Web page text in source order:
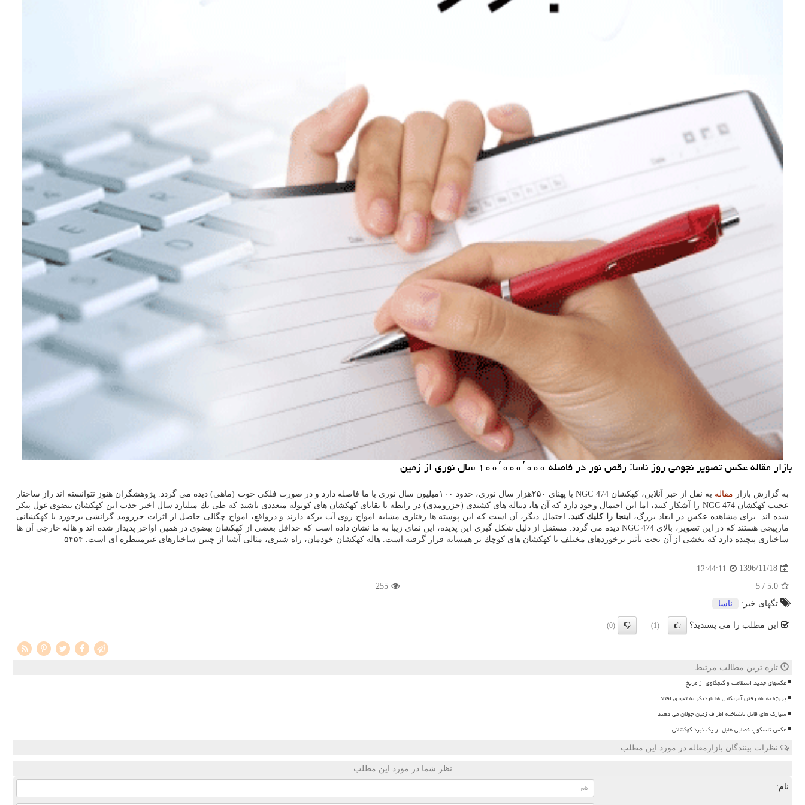
بازار مقاله عكس تصویر نجومی روز ناسا: رقص نور در فاصله ۱۰۰٬۰۰۰٬۰۰۰ سال نوری از زمین
به گزارش بازار مقاله
به نقل از خبر آنلاین، كهكشان NGC 474 با پهنای ۲۵۰هزار سال نوری، حدود ۱۰۰میلیون سال نوری با ما فاصله دارد و در صورت فلكی حوت (ماهی) دیده می گردد. پژوهشگران هنوز نتوانسته اند راز ساختار
عجیب كهكشان NGC 474 را آشكار كنند، اما این احتمال وجود دارد كه آن ها، دنباله های كشندی (جزرومدی) در رابطه با بقایای كهكشان های كوتوله متعددی باشند كه طی یك میلیارد سال اخیر جذب این كهكشان بیضوی غول پیكر
شده اند. برای مشاهده عكس در ابعاد بزرگ،
اینجا را كلیك كنید. احتمال دیگر، آن است كه این پوسته ها رفتاری مشابه امواج روی آب بركه دارند و درواقع، امواج چگالی حاصل از اثرات جزرومد گرانشی برخورد با كهكشانی
مارپیچی هستند كه در این تصویر، بالای NGC 474 دیده می گردد. مستقل از دلیل شكل گیری این پدیده، این نمای زیبا به ما نشان داده است كه حداقل بعضی از كهكشان بیضوی در همین اواخر پدیدار شده اند و هاله خارجی آن ها
ساختاری پیچیده دارد كه بخشی از آن تحت تأثیر برخوردهای مختلف با كهكشان های كوچك تر همسایه قرار گرفته است. هاله كهكشان خودمان، راه شیری، مثالی آشنا از چنین ساختارهای غیرمنتظره ای است. ۵۴۵۴
1396/11/18
12:44:11
5.0
/ 5
255
تگهای خبر:
ناسا
این مطلب را می پسندید؟ (1)
(0)
تازه ترین مطالب مرتبط
عکسهای جدید استقامت و کنجکاوی از مریخ
پروژه به ماه رفتن آمریکایی ها باردیگر به تعویق افتاد
سیارک های قاتل ناشناخته اطراف زمین جولان می دهند
عکس تلسکوپ فضایی هابل از یک نبرد کهکشانی
نظرات بینندگان بازارمقاله در مورد این مطلب
نظر شما در مورد این مطلب
نام: